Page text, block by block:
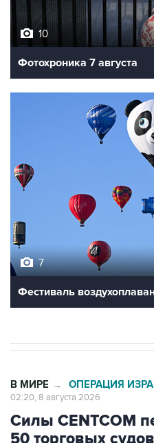
10
Фотохроника 7 августа
7
Фестиваль
В МИРЕ → ОПЕРАЦИЯ
02:20, 8 августа 2026
Силы CENTCOM
50 торговых